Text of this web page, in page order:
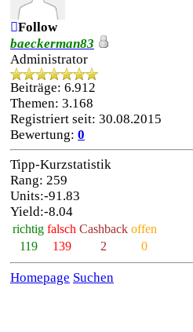
Follow
baeckerman83
Administrator
Beiträge: 6.912
Themen: 3.168
Registriert seit: 30.08.2015
Bewertung: 0
Tipp-Kurzstatistik
Rang: 259
Units:-91.83
Yield:-8.04
richtig falsch Cashback offen
119
139 2 0
Homepage Suchen